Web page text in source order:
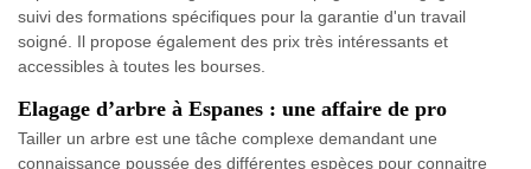
suivi des formations spécifiques pour la garantie d'un travail
soigné. Il propose également des prix très intéressants et
accessibles à toutes les bourses.
Elagage d’arbre à Espanes : une affaire de pro
Tailler un arbre est une tâche complexe demandant une
connaissance poussée des différentes espèces pour connaitre